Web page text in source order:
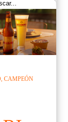
CAMPEÓN